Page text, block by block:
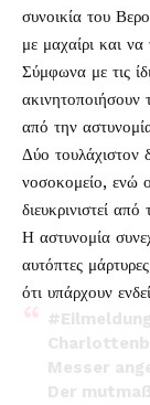
συνοικία του
με μαχαίρι και να
Σύμφωνα με τις
ακινητοποιήσουν
από την
Δύο τουλάχιστον
νοσοκομείο, ενώ
διευκρινιστεί από
Η αστυνομία
αυτόπτες
ότι υπάρχουν
#Eilmeldung
Messer
Der